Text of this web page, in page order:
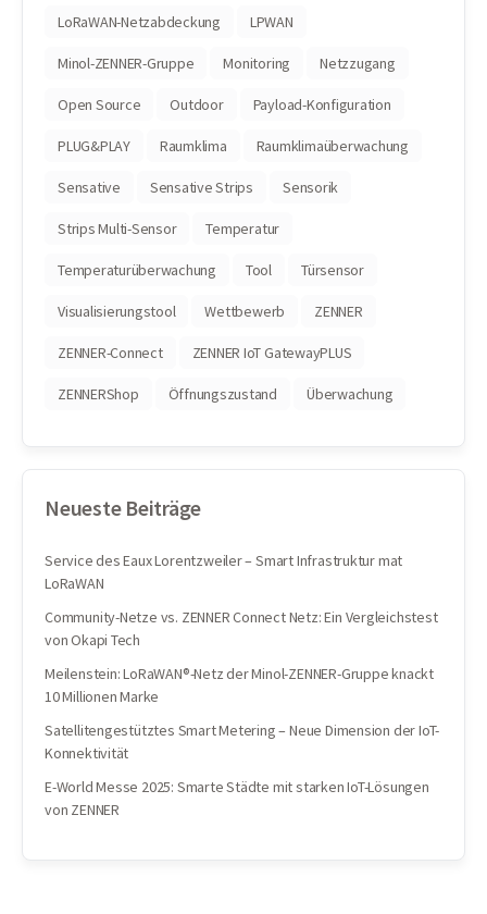
LoRaWAN-Netzabdeckung LPWAN
Minol-ZENNER-Gruppe Monitoring Netzzugang
Open Source Outdoor Payload-Konfiguration
PLUG&PLAY Raumklima Raumklimaüberwachung
Sensative Sensative Strips Sensorik
Strips Multi-Sensor Temperatur
Temperaturüberwachung Tool Türsensor
Visualisierungstool Wettbewerb ZENNER
ZENNER-Connect ZENNER IoT GatewayPLUS
ZENNERShop Öffnungszustand Überwachung
Neueste Beiträge
Service des Eaux Lorentzweiler – Smart Infrastruktur mat
LoRaWAN
Community-Netze vs. ZENNER Connect Netz: Ein Vergleichstest
von Okapi Tech
Meilenstein: LoRaWAN®-Netz der Minol-ZENNER-Gruppe knackt
10 Millionen Marke
Satellitengestütztes Smart Metering – Neue Dimension der IoT-
Konnektivität
E-World Messe 2025: Smarte Städte mit starken IoT-Lösungen
von ZENNER